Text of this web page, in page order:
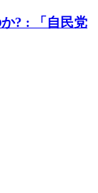
? : 「自民党